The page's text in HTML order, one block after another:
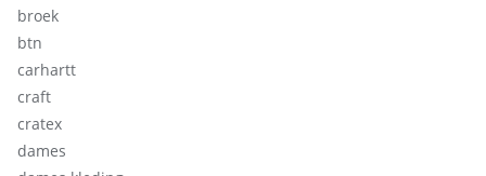
broek
btn
carhartt
craft
cratex
dames